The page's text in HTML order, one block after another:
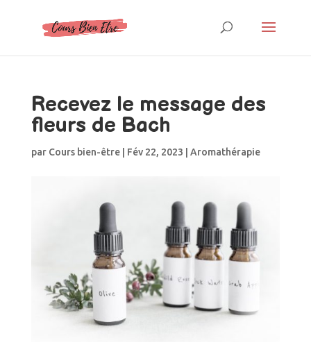
Recevez le message des
fleurs de Bach
par Cours bien-être| Fév 22, 2023 Aromathérapie